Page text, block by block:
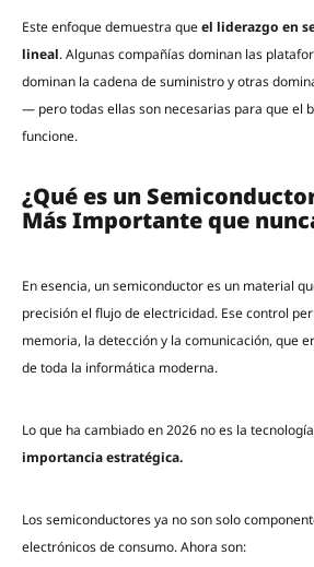
Este enfoque demuestra queel liderazgo en
lineal. Algunas compañías dominan las
dominan la cadena de suministro y otras
— pero todas ellas son necesarias para que el
funcione.
¿Qué es un
Más Importante que
En esencia, un semiconductor es un material
precisión el flujo de electricidad. Ese control
memoria, la detección y la comunicación, que
de toda la informática moderna.
Lo que ha cambiado en 2026 no es la
importancia estratégica.
Los semiconductores ya no son solo
electrónicos de consumo. Ahora son: